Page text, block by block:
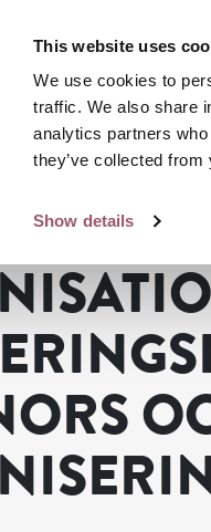
This website uses
We use cookies to
traffic. We also share
analytics partners
they’ve collected
Show details
Sök statsbidrag